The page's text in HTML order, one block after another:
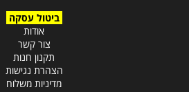
ביטול עסקה
אודות
צור קשר
תקנון חנות
הצהרת נגישות
מדיניות משלוח